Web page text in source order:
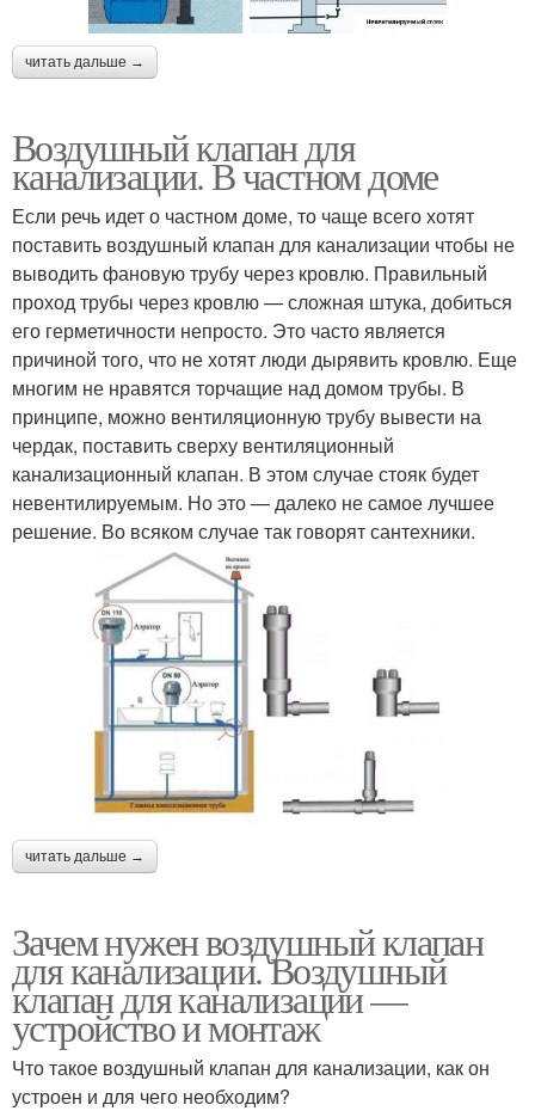
читать дальше →
Воздушный клапан для
канализации. В частном доме
Если речь идет о частном доме, то чаще всего хотят
поставить воздушный клапан для канализации чтобы не
выводить фановую трубу через кровлю. Правильный
проход трубы через кровлю — сложная штука, добиться
его герметичности непросто. Это часто является
причиной того, что не хотят люди дырявить кровлю. Еще
многим не нравятся торчащие над домом трубы. В
принципе, можно вентиляционную трубу вывести на
чердак, поставить сверху вентиляционный
канализационный клапан. В этом случае стояк будет
невентилируемым. Но это — далеко не самое лучшее
решение. Во всяком случае так говорят сантехники.
читать дальше →
Зачем нужен воздушный клапан
для канализации. Воздушный
клапан для канализации —
устройство и монтаж
Что такое воздушный клапан для канализации, как он
устроен и для чего необходим?